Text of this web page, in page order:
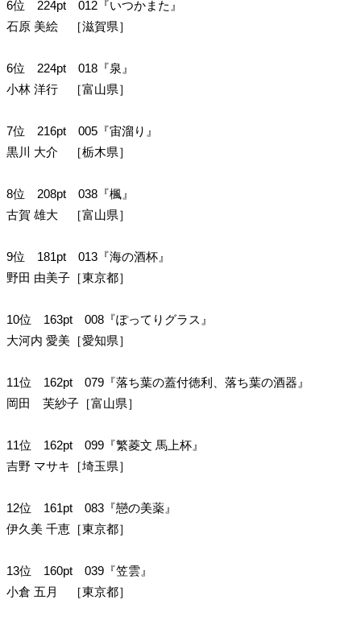
6位 224pt 012『いつかまた』
石原 美絵 ［滋賀県］
6位 224pt 018『泉』
小林 洋行 ［富山県］
7位 216pt 005『宙溜り』
黒川 大介 ［栃木県］
8位 208pt 038『楓』
古賀 雄大 ［富山県］
9位 181pt 013『海の酒杯』
野田 由美子［東京都］
10位 163pt 008『ぽってりグラス』
大河内 愛美［愛知県］
11位 162pt 079『落ち葉の蓋付徳利、落ち葉の酒器』
岡田 芙紗子［富山県］
11位 162pt 099『繁菱文 馬上杯』
吉野 マサキ［埼玉県］
12位 161pt 083『戀の美薬』
伊久美 千恵［東京都］
13位 160pt 039『笠雲』
小倉 五月 ［東京都］